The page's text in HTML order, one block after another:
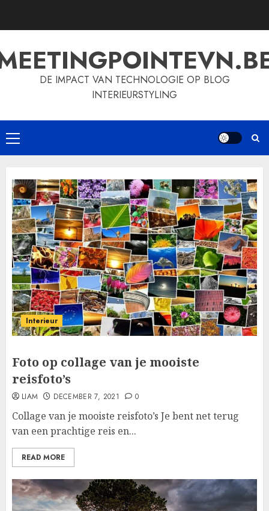
DE IMPACT VAN TECHNOLOGIE OP BLOG
INTERIEURSTYLING
Primary
Menu
Interieur
Foto op collage van je mooiste
reisfoto’s
LIAM DECEMBER 7, 2021 0
Collage van je mooiste reisfoto’s Je bent net terug
van een prachtige reis en...
READ MORE